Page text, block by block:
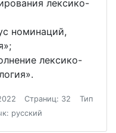
лексико-
номинаций,
лексико-
Страниц: 32
Тип
русский